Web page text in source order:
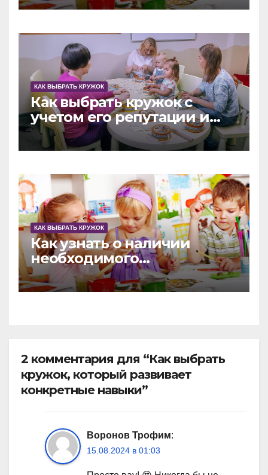
КАК ВЫБРАТЬ КРУЖОК
Как выбрать кружок с
учетом его репутации и
наград
КАК ВЫБРАТЬ КРУЖОК
Как узнать о наличии
необходимого
оборудования в
развивающем кружке
2 комментария для “Как выбрать
кружок, который развивает
конкретные навыки”
Воронов Трофим:
15.08.2024 в 01:03